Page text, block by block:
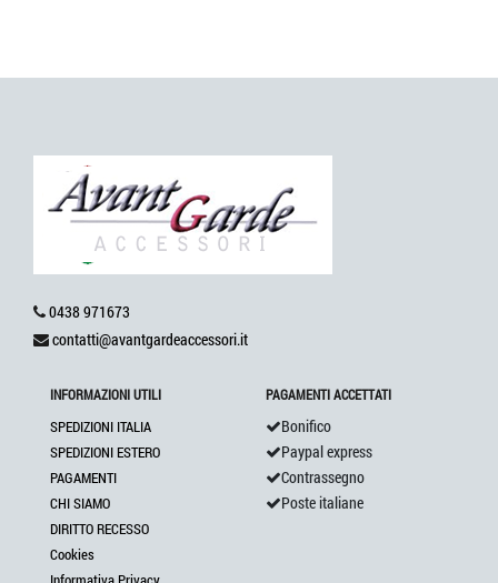
0438 971673
contatti@avantgardeaccessori.it
INFORMAZIONI UTILI
SPEDIZIONI ITALIA
SPEDIZIONI ESTERO
PAGAMENTI
CHI SIAMO
DIRITTO RECESSO
Cookies
PAGAMENTI ACCETTATI
Bonifico
Paypal express
Contrassegno
Poste italiane